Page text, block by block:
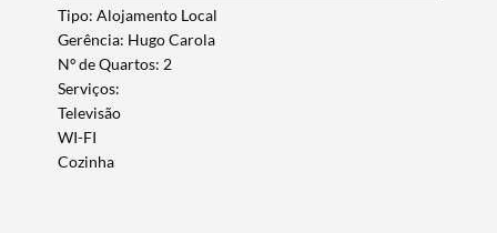
Termo de Pesquisa
Tipo: Alojamento Local
Gerência: Hugo Carola
Nº de Quartos: 2
Serviços:
Televisão
WI-FI
Cozinha